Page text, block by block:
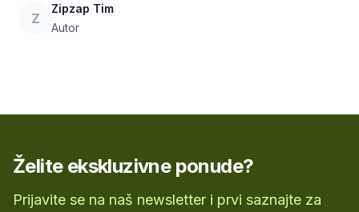
Z
Zipzap Tim
Autor
Želite ekskluzivne ponude?
Prijavite se na naš newsletter i prvi saznajte za